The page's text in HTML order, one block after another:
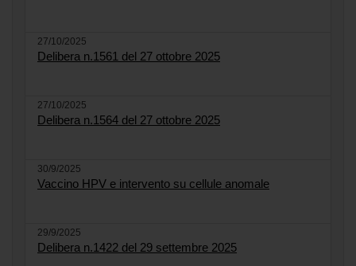
27/10/2025
Delibera n.1561 del 27 ottobre 2025
27/10/2025
Delibera n.1564 del 27 ottobre 2025
30/9/2025
Vaccino HPV e intervento su cellule anomale
29/9/2025
Delibera n.1422 del 29 settembre 2025